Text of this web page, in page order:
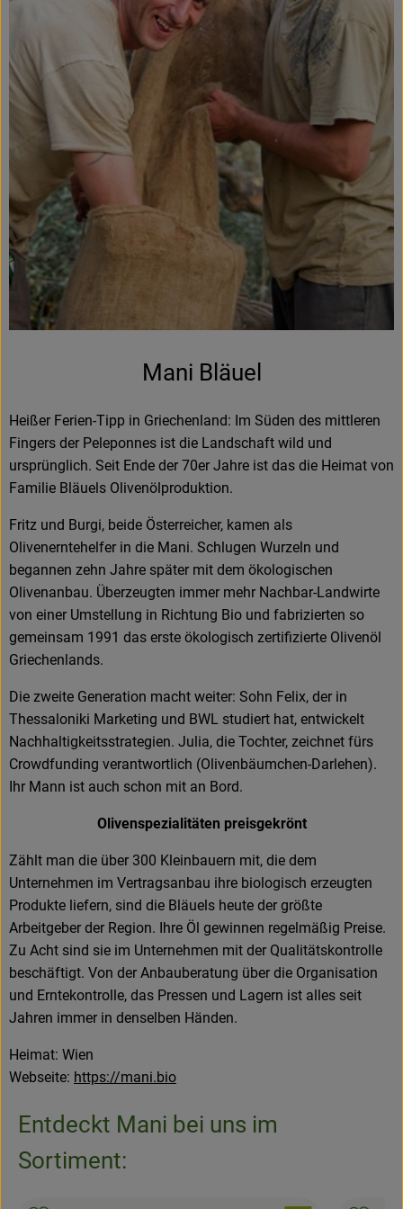
Angebote & Neues
Naturwaren
Vorratskammer
Getränke
Jobkiste
So geht’s
Über Grünland
Mani Bläuel
Heißer Ferien-Tipp in Griechenland: Im Süden des mittleren
Fingers der Peleponnes ist die Landschaft wild und
ursprünglich. Seit Ende der 70er Jahre ist das die Heimat von
Familie Bläuels Olivenölproduktion.
Fritz und Burgi, beide Österreicher, kamen als
Olivenerntehelfer in die Mani. Schlugen Wurzeln und
begannen zehn Jahre später mit dem ökologischen
Olivenanbau. Überzeugten immer mehr Nachbar-Landwirte
von einer Umstellung in Richtung Bio und fabrizierten so
gemeinsam 1991 das erste ökologisch zertifizierte Olivenöl
Griechenlands.
Die zweite Generation macht weiter: Sohn Felix, der in
Thessaloniki Marketing und BWL studiert hat, entwickelt
Nachhaltigkeitsstrategien. Julia, die Tochter, zeichnet fürs
Crowdfunding verantwortlich (Olivenbäumchen-Darlehen).
Ihr Mann ist auch schon mit an Bord.
Olivenspezialitäten preisgekrönt
Zählt man die über 300 Kleinbauern mit, die dem
Unternehmen im Vertragsanbau ihre biologisch erzeugten
Produkte liefern, sind die Bläuels heute der größte
Arbeitgeber der Region. Ihre Öl gewinnen regelmäßig Preise.
Zu Acht sind sie im Unternehmen mit der Qualitätskontrolle
beschäftigt. Von der Anbauberatung über die Organisation
und Erntekontrolle, das Pressen und Lagern ist alles seit
Jahren immer in denselben Händen.
Heimat: Wien
Webseite: https://mani.bio
Entdeckt Mani bei uns im
Sortiment: